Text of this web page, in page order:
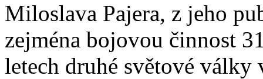
Miloslava Pajera, z jeho
zejména bojovou činnost
letech druhé světové